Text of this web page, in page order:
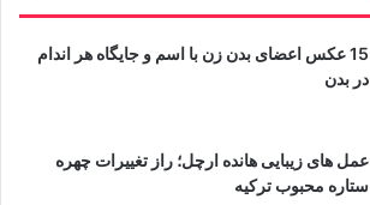
15 عکس اعضای بدن زن با اسم و جایگاه هر اندام
در بدن
عمل های زیبایی هانده ارچل؛ راز تغییرات چهره
ستاره محبوب ترکیه